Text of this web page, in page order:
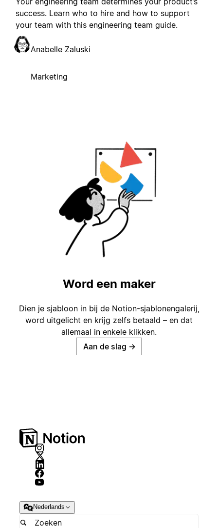
success. Learn who to hire and how to support
your team with this engineering team guide.
Anabelle Zaluski
Marketing
Word een maker
Dien je sjabloon in bij de Notion-sjablonengalerij,
word uitgelicht en krijg zelfs betaald – en dat
allemaal in enkele klikken.
Aan de slag →
Nederlands